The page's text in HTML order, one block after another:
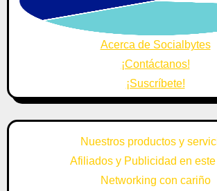
Acerca de Socialbytes
¡Contáctanos!
¡Suscríbete!
Nuestros productos y
Afiliados y Publicidad en
Networking con cariño